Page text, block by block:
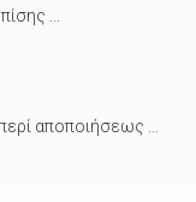
...
αποποιήσεως ...